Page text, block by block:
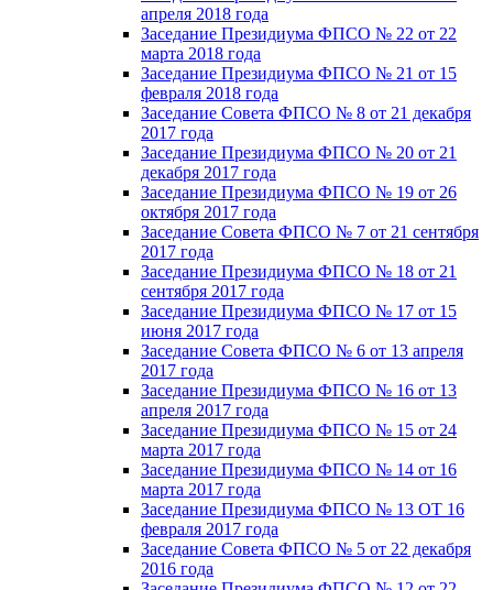
апреля 2018 года
Заседание Президиума ФПСО № 22 от 22
марта 2018 года
Заседание Президиума ФПСО № 21 от 15
февраля 2018 года
Заседание Совета ФПСО № 8 от 21 декабря
2017 года
Заседание Президиума ФПСО № 20 от 21
декабря 2017 года
Заседание Президиума ФПСО № 19 от 26
октября 2017 года
Заседание Совета ФПСО № 7 от 21 сентября
2017 года
Заседание Президиума ФПСО № 18 от 21
сентября 2017 года
Заседание Президиума ФПСО № 17 от 15
июня 2017 года
Заседание Совета ФПСО № 6 от 13 апреля
2017 года
Заседание Президиума ФПСО № 16 от 13
апреля 2017 года
Заседание Президиума ФПСО № 15 от 24
марта 2017 года
Заседание Президиума ФПСО № 14 от 16
марта 2017 года
Заседание Президиума ФПСО № 13 ОТ 16
февраля 2017 года
Заседание Совета ФПСО № 5 от 22 декабря
2016 года